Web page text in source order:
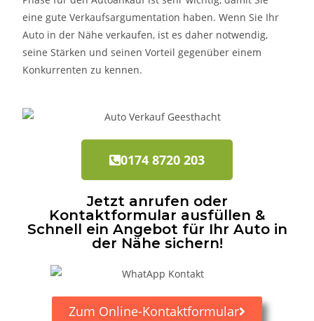
eine gute Verkaufsargumentation haben. Wenn Sie Ihr
Auto in der Nähe verkaufen, ist es daher notwendig,
seine Stärken und seinen Vorteil gegenüber einem
Konkurrenten zu kennen.
0174 8720 203
Jetzt anrufen oder
Kontaktformular ausfüllen &
Schnell ein Angebot für Ihr Auto in
der Nähe sichern!
Zum Online-Kontaktformular